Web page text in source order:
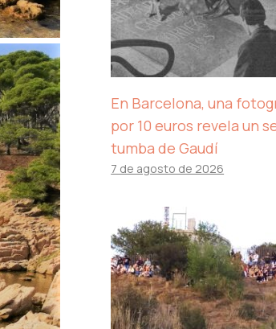
En Barcelona, ​​una
por 10 euros revela un
tumba de Gaudí
7 de agosto de 2026